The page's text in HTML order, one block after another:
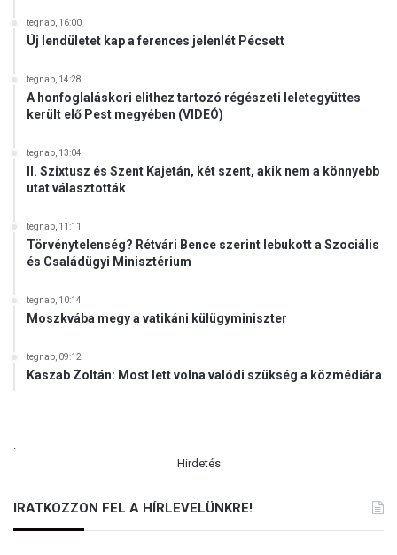
tegnap, 16:00
Új lendületet kap a ferences jelenlét Pécsett
tegnap, 14:28
A honfoglaláskori elithez tartozó régészeti leletegyüttes
került elő Pest megyében (VIDEÓ)
tegnap, 13:04
II. Szixtusz és Szent Kajetán, két szent, akik nem a könnyebb
utat választották
tegnap, 11:11
Törvénytelenség? Rétvári Bence szerint lebukott a Szociális
és Családügyi Minisztérium
tegnap, 10:14
Moszkvába megy a vatikáni külügyminiszter
tegnap, 09:12
Kaszab Zoltán: Most lett volna valódi szükség a közmédiára
.
Hirdetés
IRATKOZZON FEL A HÍRLEVELÜNKRE!